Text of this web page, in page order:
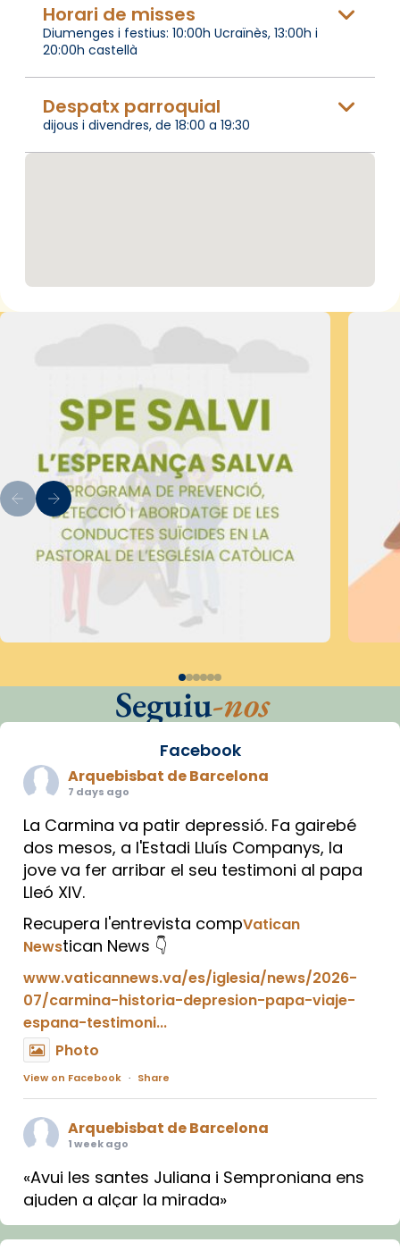
Horari de misses
Diumenges i festius: 10:00h Ucraïnès, 13:00h i
20:00h castellà
Despatx parroquial
dijous i divendres, de 18:00 a 19:30
Seguiu-nos
Facebook
Arquebisbat de Barcelona
7 days ago
La Carmina va patir depressió. Fa gairebé
dos mesos, a l'Estadi Lluís Companys, la
jove va fer arribar el seu testimoni al papa
Lleó XIV.
Recupera l'entrevista compVatican
Newstican News 👇
www.vaticannews.va/es/iglesia/news/2026-
07/carmina-historia-depresion-papa-viaje-
espana-testimoni...
Photo
View on Facebook · Share
Arquebisbat de Barcelona
1 week ago
«Avui les santes Juliana i Semproniana ens
ajuden a alçar la mirada»
Mons. Sergi Gordo, bisbe de Tortosa, ha